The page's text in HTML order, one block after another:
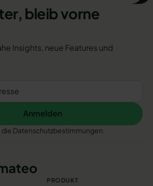
bleib vorne
Insights, neue Features und
Anmelden
Datenschutzbestimmungen.
PRODUKT